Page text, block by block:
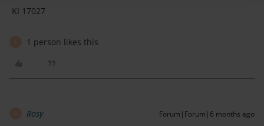
KI 17027
1 person likes this
Rosy Forum|Forum|6 months ago